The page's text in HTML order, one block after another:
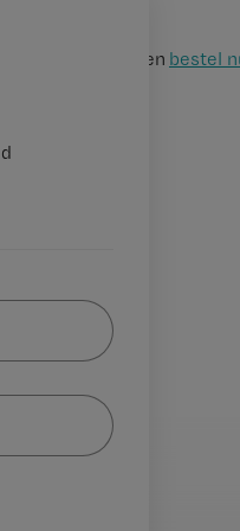
niet langer en bestel